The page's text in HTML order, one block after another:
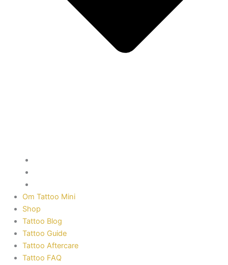
Om Tattoo Mini
Shop
Tattoo Blog
Tattoo Guide
Tattoo Aftercare
Tattoo FAQ